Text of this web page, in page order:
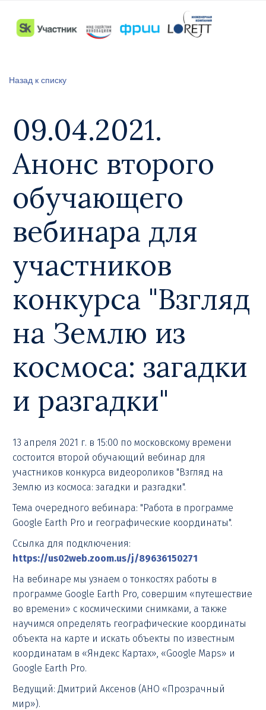
Назад к списку
09.04.2021.
Анонс второго
обучающего
вебинара для
участников
конкурса "Взгляд
на Землю из
космоса: загадки
и разгадки"
13 апреля 2021 г. в 15:00 по московскому времени
состоится второй обучающий вебинар для
участников конкурса видеороликов "Взгляд на
Землю из космоса: загадки и разгадки".
Тема очередного вебинара: "Работа в программе
Google Earth Pro и географические координаты".
Ссылка для подключения:
https://us02web.zoom.us/j/89636150271
На вебинаре мы узнаем о тонкостях работы в
программе Google Earth Pro, совершим «путешествие
во времени» с космическими снимками, а также
научимся определять географические координаты
объекта на карте и искать объекты по известным
координатам в «Яндекс Картах», «Google Maps» и
Google Earth Pro.
Ведущий: Дмитрий Аксенов (АНО «Прозрачный
мир»).